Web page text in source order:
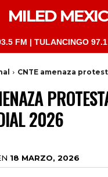
MILED
97.1 FM
CNTE amenaza
2026
18 MARZO, 2026